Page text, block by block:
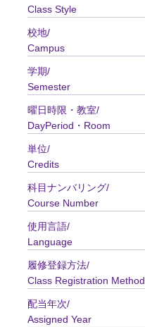
Class Style
校地/
Campus
学期/
Semester
曜日時限・教室/
DayPeriod・Room
単位/
Credits
科目ナンバリング/
Course Number
使用言語/
Language
履修登録方法/
Class Registration Method
配当年次/
Assigned Year